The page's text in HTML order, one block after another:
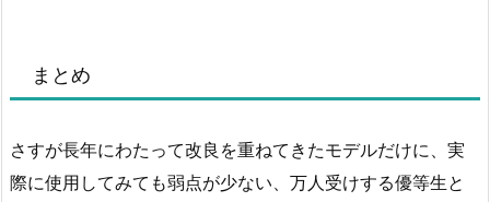
まとめ
さすが長年にわたって改良を重ねてきたモデルだけに、実
際に使用してみても弱点が少ない、万人受けする優等生と